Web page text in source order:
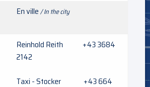
En ville/ In the city
Reinhold Reith +43 3684
2142
Taxi - Stocker +43 664